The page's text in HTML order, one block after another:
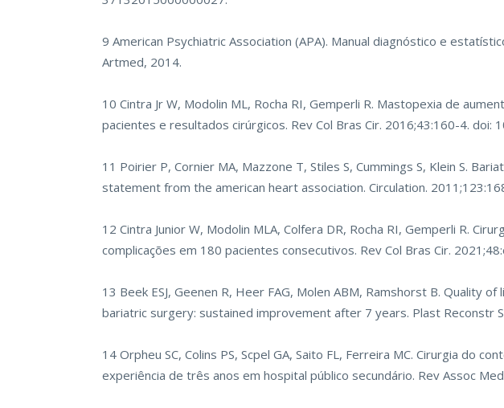
9 American Psychiatric Association (APA). Manual diagnóstico e
Artmed, 2014.
10 Cintra Jr W, Modolin ML, Rocha RI, Gemperli R. Mastopexia de
pacientes e resultados cirúrgicos. Rev Col Bras Cir. 2016;43:160-4.
11 Poirier P, Cornier MA, Mazzone T, Stiles S, Cummings S, Klein S.
statement from the american heart association. Circulation.
12 Cintra Junior W, Modolin MLA, Colfera DR, Rocha RI, Gemperli R.
complicações em 180 pacientes consecutivos. Rev Col Bras Cir.
13 Beek ESJ, Geenen R, Heer FAG, Molen ABM, Ramshorst B. Quality
bariatric surgery: sustained improvement after 7 years. Plast Reconstr
14 Orpheu SC, Colins PS, Scpel GA, Saito FL, Ferreira MC. Cirurgia do
experiência de três anos em hospital público secundário. Rev Assoc